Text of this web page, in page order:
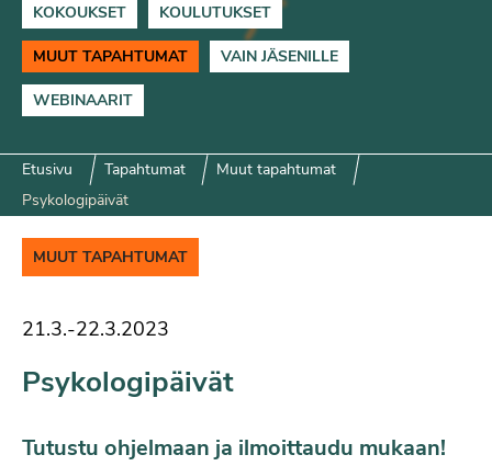
KOKOUKSET KOULUTUKSET
MUUT TAPAHTUMAT VAIN JÄSENILLE
WEBINAARIT
Etusivu Tapahtumat
Muut tapahtumat
Psykologipäivät
MUUT TAPAHTUMAT
21.3.-22.3.2023
Psykologipäivät
Tutustu ohjelmaan ja ilmoittaudu mukaan!